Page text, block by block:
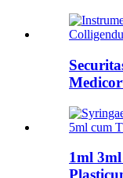
1ml